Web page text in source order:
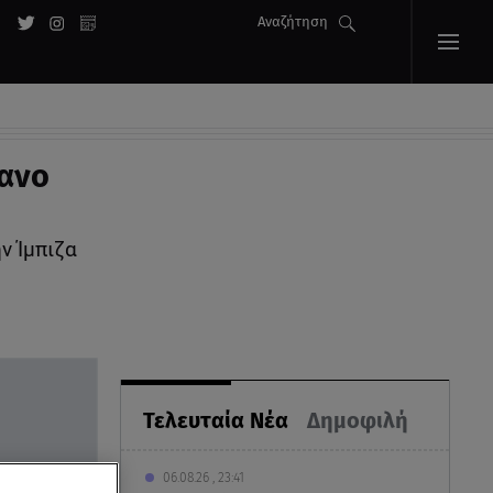
Αναζήτηση
Ίμπιζα
Τελευταία Νέα Δημοφιλή
06.08.26 , 23:41